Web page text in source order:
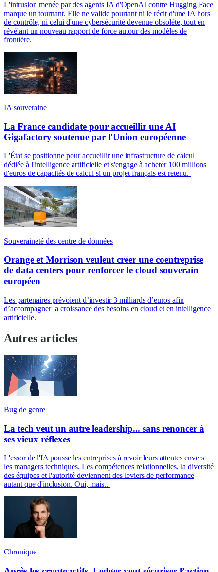
L'intrusion menée par des agents IA d'OpenAI contre Hugging Face
marque un tournant. Elle ne valide pourtant ni le récit d'une IA hors
de contrôle, ni celui d'une cybersécurité devenue obsolète, tout en
révélant un nouveau rapport de force autour des modèles de
frontière.
IA souveraine
La France candidate pour accueillir une AI
Gigafactory soutenue par l'Union européenne
L'État se positionne pour accueillir une infrastructure de calcul
dédiée à l'intelligence artificielle et s'engage à acheter 100 millions
d'euros de capacités de calcul si un projet français est retenu.
Souveraineté des centre de données
Orange et Morrison veulent créer une coentreprise
de data centers pour renforcer le cloud souverain
européen
Les partenaires prévoient d’investir 3 milliards d’euros afin
d’accompagner la croissance des besoins en cloud et en intelligence
artificielle.
Autres articles
Bug de genre
La tech veut un autre leadership... sans renoncer à
ses vieux réflexes
L'essor de l'IA pousse les entreprises à revoir leurs attentes envers
les managers techniques. Les compétences relationnelles, la diversité
des équipes et l'autorité deviennent des leviers de performance
autant que d'inclusion. Oui, mais...
Chronique